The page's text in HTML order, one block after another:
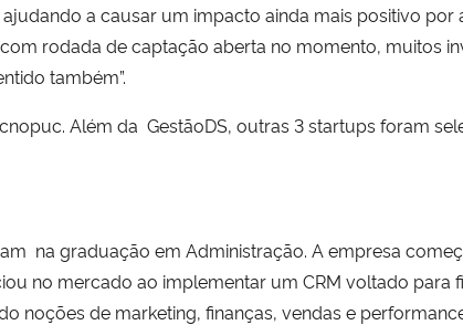
a causar um impacto ainda mais positivo por
rodada de captação aberta no momento, muitos
também”.
Além da GestãoDS, outras 3 startups foram
na graduação em Administração. A empresa
no mercado ao implementar um CRM voltado para
noções de marketing, finanças, vendas e